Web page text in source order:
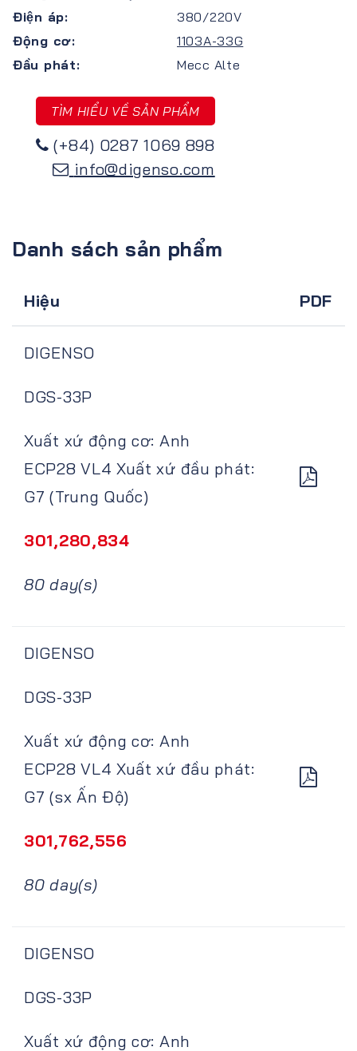
Điện áp:
380/220V
Động cơ:
1103A-33G
Đầu phát:
Mecc Alte
TÌM HIỂU VỀ SẢN PHẨM
(+84) 0287 1069 898
info@digenso.com
Danh sách sản phẩm
Hiệu PDF
DIGENSO
DGS-33P
Xuất xứ động cơ: Anh
ECP28 VL4 Xuất xứ đầu phát:
G7 (Trung Quốc)
301,280,834
80 day(s)
DIGENSO
DGS-33P
Xuất xứ động cơ: Anh
ECP28 VL4 Xuất xứ đầu phát:
G7 (sx Ấn Độ)
301,762,556
80 day(s)
DIGENSO
DGS-33P
Xuất xứ động cơ: Anh